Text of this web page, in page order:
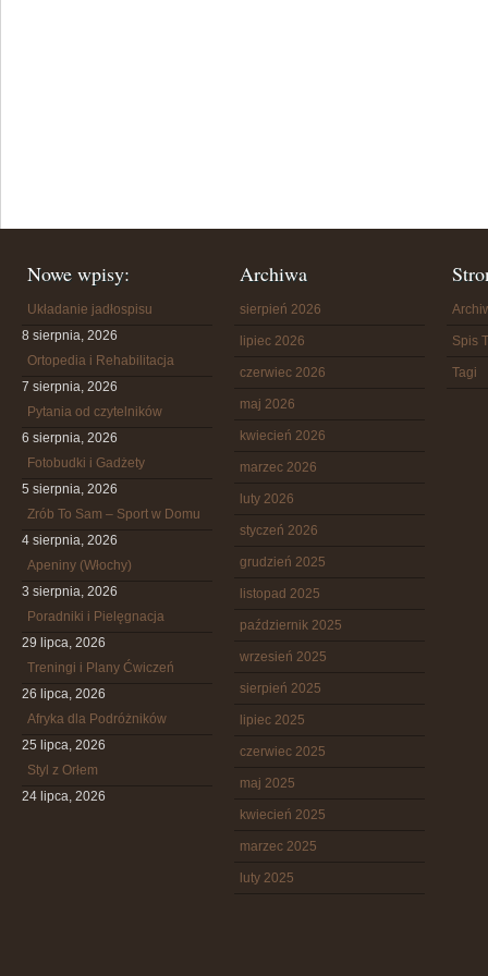
Nowe wpisy:
Układanie jadłospisu
8 sierpnia, 2026
Ortopedia i Rehabilitacja
7 sierpnia, 2026
Pytania od czytelników
6 sierpnia, 2026
Fotobudki i Gadżety
5 sierpnia, 2026
Zrób To Sam – Sport w Domu
4 sierpnia, 2026
Apeniny (Włochy)
3 sierpnia, 2026
Poradniki i Pielęgnacja
29 lipca, 2026
Treningi i Plany Ćwiczeń
26 lipca, 2026
Afryka dla Podróżników
25 lipca, 2026
Styl z Orłem
24 lipca, 2026
Archiwa
sierpień 2026
lipiec 2026
czerwiec 2026
maj 2026
kwiecień 2026
marzec 2026
luty 2026
styczeń 2026
grudzień 2025
listopad 2025
październik 2025
wrzesień 2025
sierpień 2025
lipiec 2025
czerwiec 2025
maj 2025
kwiecień 2025
marzec 2025
luty 2025
Spis
Tagi